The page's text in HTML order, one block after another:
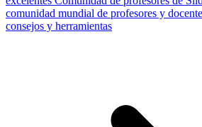
comunidad mundial de profesores y
consejos y herramientas